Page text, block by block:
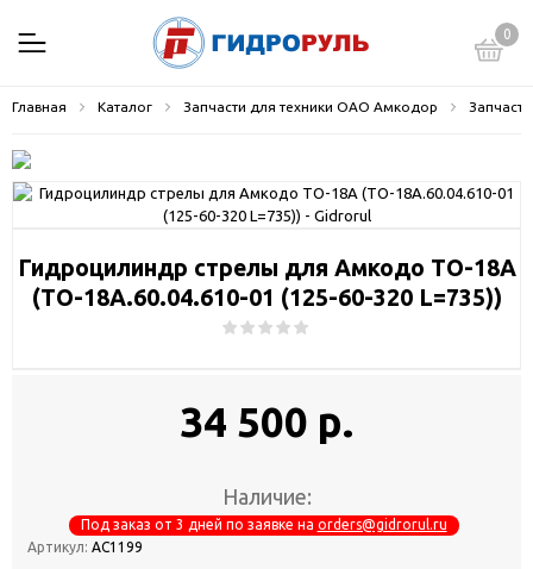
0
Главная Каталог Запчасти для техники ОАО Амкодор
Гидроцилиндр стрелы для Амкодо ТО-18А
(ТО-18А.60.04.610-01 (125-60-320 L=735))
34 500 р.
Наличие:
Под заказ от 3 дней по заявке на orders@gidrorul.ru
Артикул: АС1199